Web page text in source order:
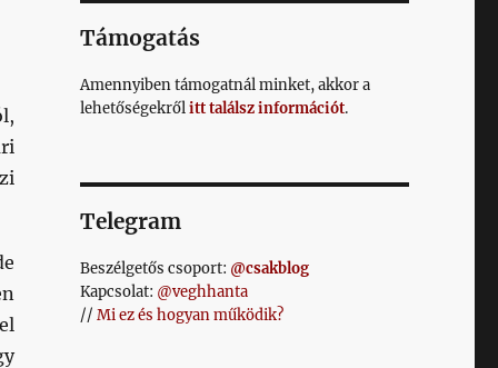
Támogatás
Amennyiben támogatnál minket, akkor a
lehetőségekrőlitt találsz információt.
Telegram
Beszélgetős csoport: @csakblog
Kapcsolat: @veghhanta
// Mi ez és hogyan működik?